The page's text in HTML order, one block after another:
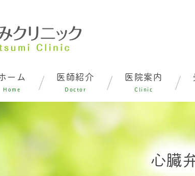
ーム
Home
医師紹介
Doctor
医院案内
Clinic
心臓